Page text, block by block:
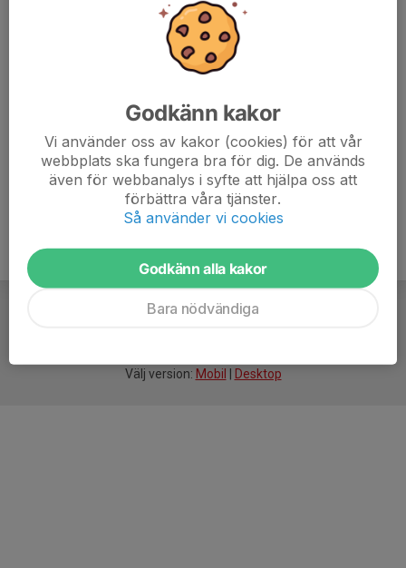
Välj version: Mobil Desktop
Godkänn kakor
Vi använder oss av kakor (cookies) för att vår
webbplats ska fungera bra för dig. De används
även för webbanalys i syfte att hjälpa oss att
förbättra våra tjänster.
Så använder vi cookies
Godkänn alla kakor
Bara nödvändiga